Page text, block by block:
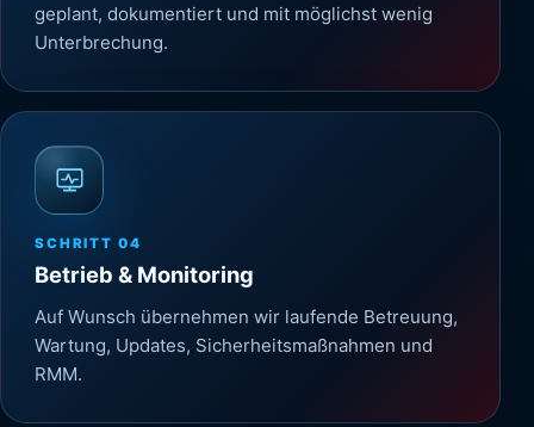
geplant, dokumentiert und mit möglichst wenig
Unterbrechung.
SCHRITT 04
Betrieb & Monitoring
Auf Wunsch übernehmen wir laufende Betreuung,
Wartung, Updates, Sicherheitsmaßnahmen und
RMM.